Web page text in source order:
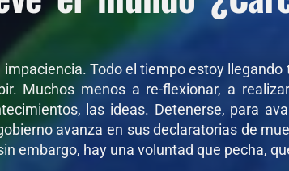
Todo el tiempo estoy
Muchos menos a re-flexionar, a
las ideas. Detenerse, para
avanza en sus declaratorias de
embargo, hay una voluntad que pecha,